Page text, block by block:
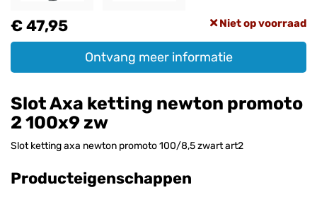
€ 47,95 Niet op voorraad
Ontvang meer informatie
Slot Axa ketting newton promoto
2 100x9 zw
Slot ketting axa newton promoto 100/8,5 zwart art2
Producteigenschappen